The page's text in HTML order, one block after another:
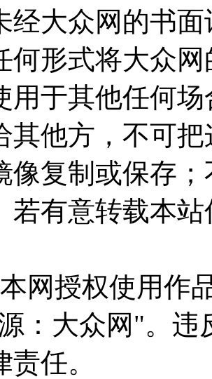
经大众网的书
何形式将大众
用于其他任何
其他方，不可
像复制或保存
若有意转载本
网授权使用作
：大众网"。违
任。